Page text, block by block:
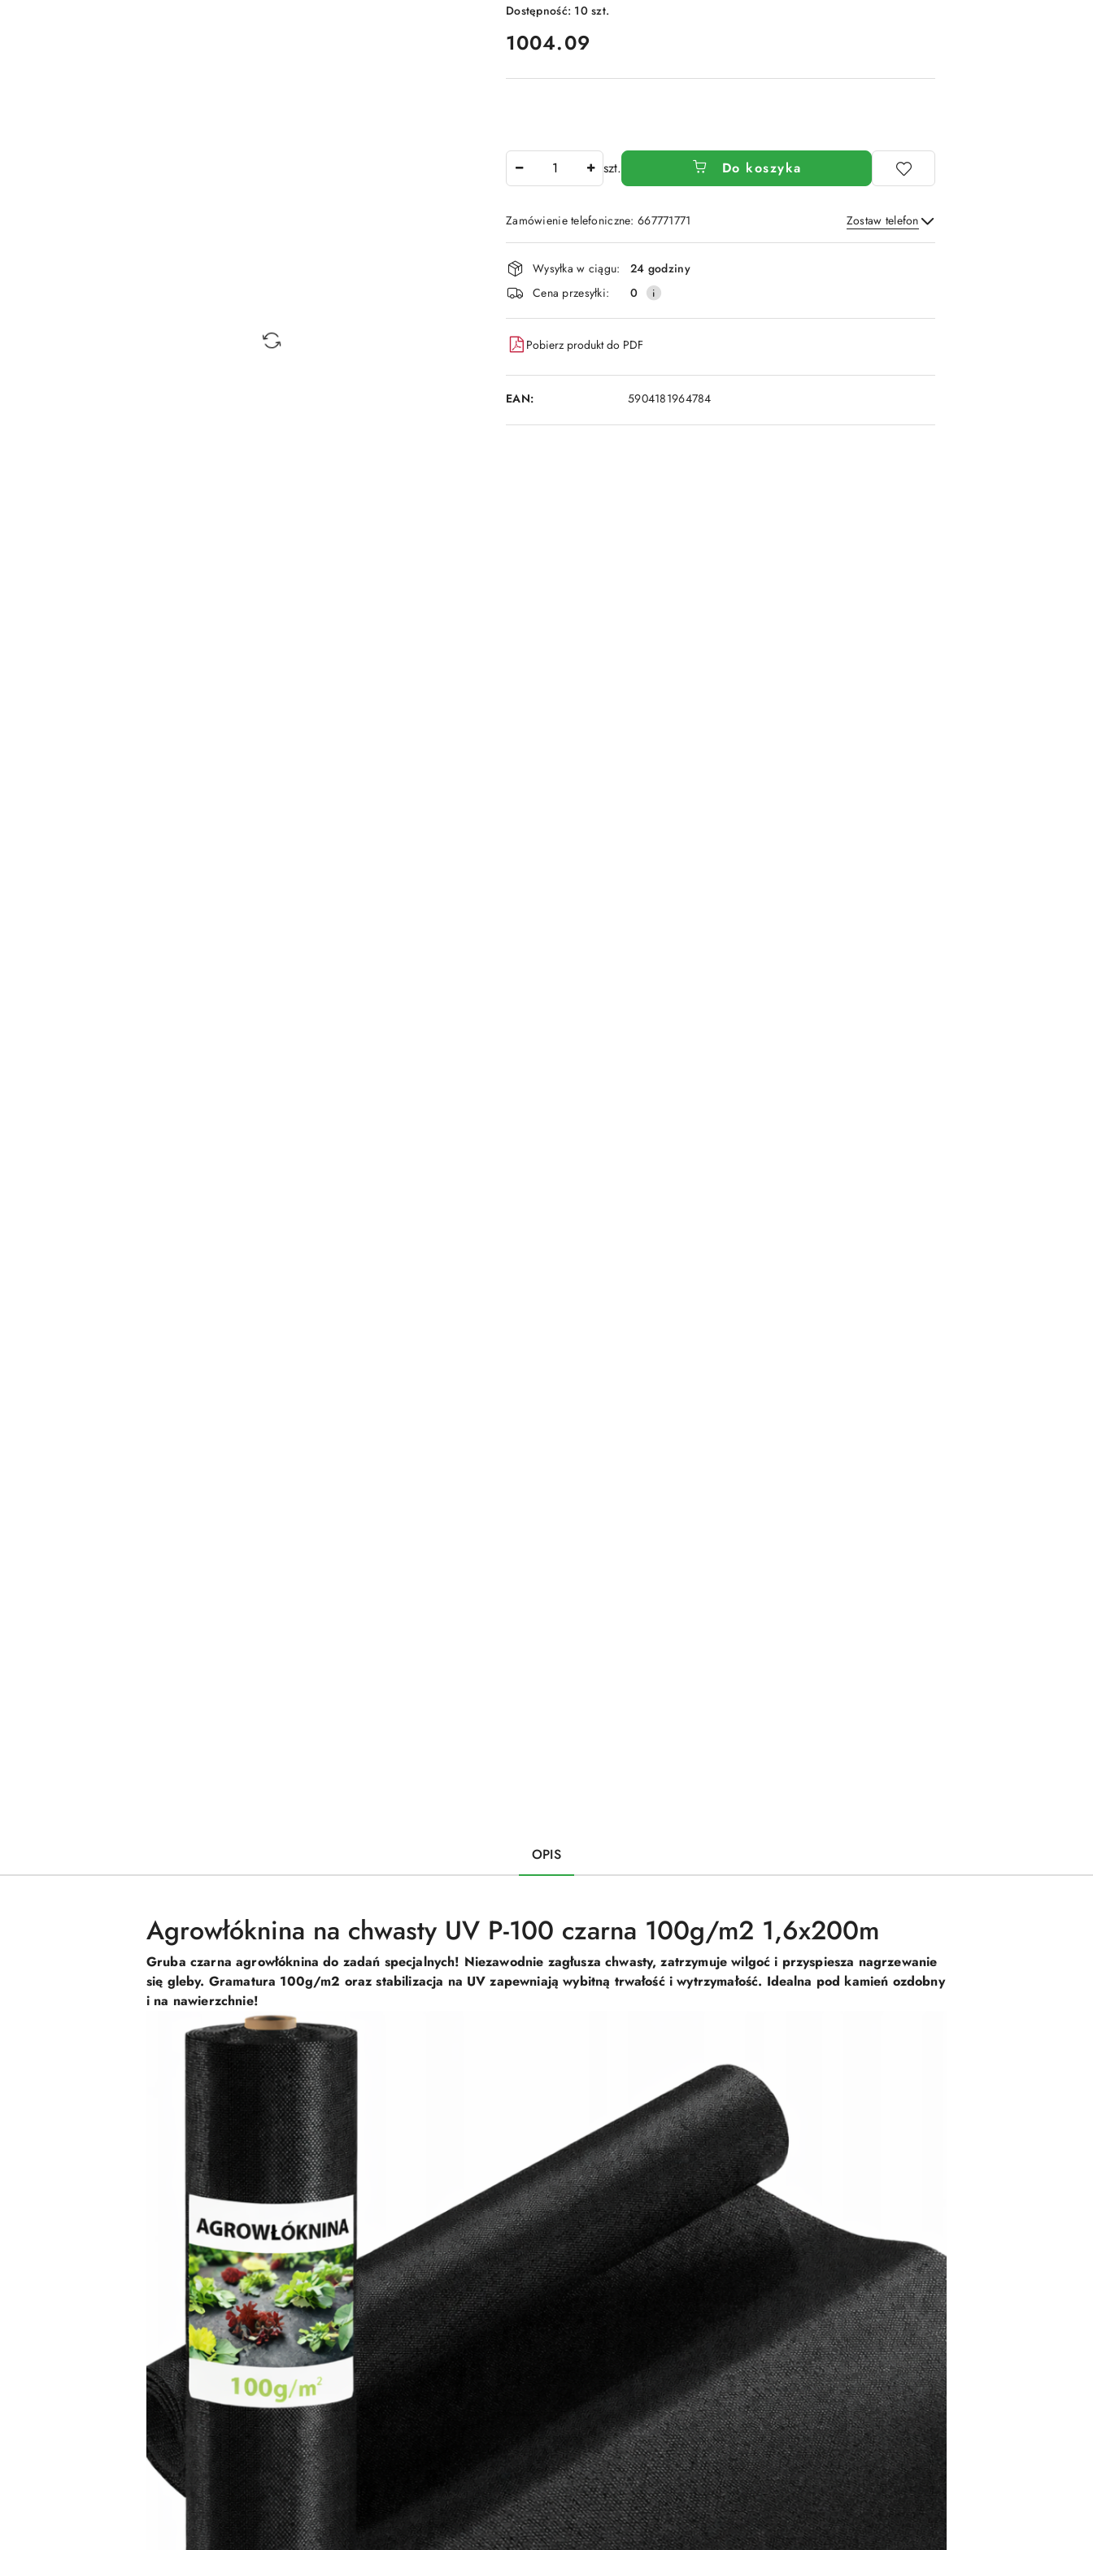
Dostępność: 10szt.
cena:
1004.09
szt. Do koszyka
Zamówienie telefoniczne: 667771771 Zostaw telefon
Wyślij
Dostępność
i
dostawa
Wysyłka w ciągu:
24 godziny
Cena przesyłki:
0
Pobierz produkt do PDF
EAN: 5904181964784
OPIS
Agrowłóknina na chwasty UV P-100 czarna 100g/m2 1,6x200m
Gruba czarna agrowłóknina do zadań specjalnych! Niezawodnie zagłusza chwasty, zatrzymuje wilgoć i przyspiesza nagrzewanie
się gleby. Gramatura 100g/m2 oraz stabilizacja na UV zapewniają wybitną trwałość i wytrzymałość. Idealna pod kamień ozdobny
i na nawierzchnie!